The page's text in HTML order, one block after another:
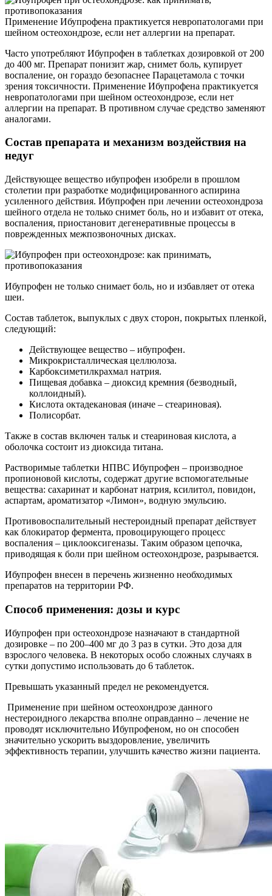
Применение Ибупрофена практикуется невропатологами при
шейном остеохондрозе, если нет аллергии на препарат.
Часто употребляют Ибупрофен в таблетках дозировкой от 200
до 400 мг. Препарат понизит жар, снимет боль, купирует
воспаление, он гораздо безопаснее Парацетамола с точки
зрения токсичности. Применение Ибупрофена практикуется
невропатологами при шейном остеохондрозе, если нет
аллергии на препарат. В противном случае средство заменяют
аналогами.
Состав препарата и механизм воздействия на
недуг
Действующее вещество ибупрофен изобрели в прошлом
столетии при разработке модифицированного аспирина
усиленного действия. Ибупрофен при лечении остеохондроза
шейного отдела не только снимет боль, но и избавит от отека,
воспаления, приостановит дегенеративные процессы в
поврежденных межпозвоночных дисках.
Ибупрофен не только снимает боль, но и избавляет от отека
шеи.
Состав таблеток, выпуклых с двух сторон, покрытых пленкой,
следующий:
Действующее вещество – ибупрофен.
Микрокристаллическая целлюлоза.
Карбоксиметилкрахмал натрия.
Пищевая добавка – диоксид кремния (безводный,
коллоидный).
Кислота октадекановая (иначе – стеариновая).
Полисорбат.
Также в состав включен тальк и стеариновая кислота, а
оболочка состоит из диоксида титана.
Растворимые таблетки НПВС Ибупрофен – производное
пропионовой кислоты, содержат другие вспомогательные
вещества: сахаринат и карбонат натрия, ксилитол, повидон,
аспартам, ароматизатор «Лимон», водную эмульсию.
Противовоспалительный нестероидный препарат действует
как блокиратор фермента, провоцирующего процесс
воспаления – циклооксигеназы. Таким образом цепочка,
приводящая к боли при шейном остеохондрозе, разрывается.
Ибупрофен внесен в перечень жизненно необходимых
препаратов на территории РФ.
Способ применения: дозы и курс
Ибупрофен при остеохондрозе назначают в стандартной
дозировке – по 200–400 мг до 3 раз в сутки. Это доза для
взрослого человека. В некоторых особо сложных случаях в
сутки допустимо использовать до 6 таблеток.
Превышать указанный предел не рекомендуется.
Применение при шейном остеохондрозе данного
нестероидного лекарства вполне оправданно – лечение не
проводят исключительно Ибупрофеном, но он способен
значительно ускорить выздоровление, увеличить
эффективность терапии, улучшить качество жизни пациента.